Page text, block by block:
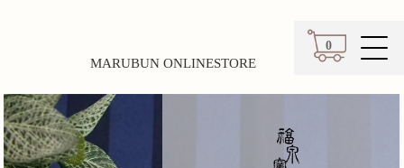
0
カート
MARUBUN ONLINESTORE